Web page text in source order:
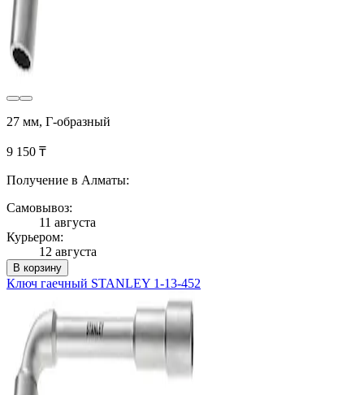
27 мм, Г-образный
9 150 ₸
Получение в Алматы:
Самовывоз:
11 августа
Курьером:
12 августа
В корзину
Ключ гаечный STANLEY 1-13-452